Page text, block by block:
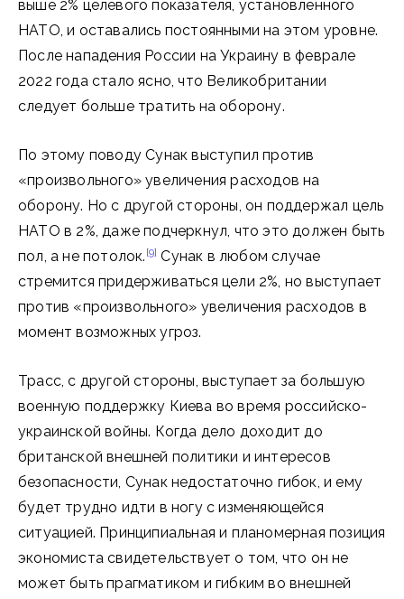
выше 2% целевого показателя, установленного
НАТО, и оставались постоянными на этом уровне.
После нападения России на Украину в феврале
2022 года стало ясно, что Великобритании
следует больше тратить на оборону.
По этому поводу Сунак выступил против
«произвольного» увеличения расходов на
оборону. Но с другой стороны, он поддержал цель
НАТО в 2%, даже подчеркнул, что это должен быть
пол, а не потолок. [9] Cунак в любом случае
стремится придерживаться цели 2%, но выступает
против «произвольного» увеличения расходов в
момент возможных угроз.
Трасс, с другой стороны, выступает за большую
военную поддержку Киева во время российско-
украинской войны. Когда дело доходит до
британской внешней политики и интересов
безопасности, Сунак недостаточно гибок, и ему
будет трудно идти в ногу с изменяющейся
ситуацией. Принципиальная и планомерная позиция
экономиста свидетельствует о том, что он не
может быть прагматиком и гибким во внешней